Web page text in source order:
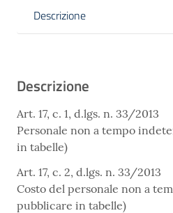
Descrizione
Descrizione
Art. 17, c. 1, d.lgs. n. 33/2013
Personale non a tempo
in tabelle)
Art. 17, c. 2, d.lgs. n. 33/2013
Costo del personale non a
pubblicare in tabelle)